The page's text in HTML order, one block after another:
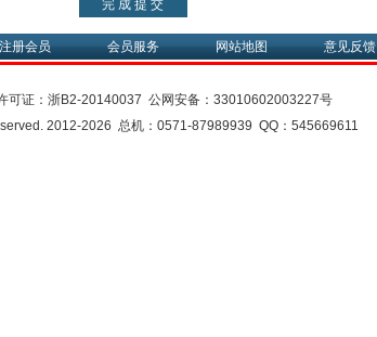
注册会员 会员服务 网站地图 意见反馈
可证： 浙B2-20140037 公网安备： 33010602003227号
2012-2026 总机：0571-87989939 QQ：545669611